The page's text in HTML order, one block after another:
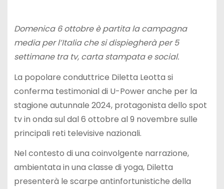
Domenica 6 ottobre è partita la campagna
media per l’Italia che si dispiegherà per 5
settimane tra tv, carta stampata e social.
La popolare conduttrice Diletta Leotta si
conferma testimonial di U-Power anche per la
stagione autunnale 2024, protagonista dello spot
tv in onda sul dal 6 ottobre al 9 novembre sulle
principali reti televisive nazionali.
Nel contesto di una coinvolgente narrazione,
ambientata in una classe di yoga, Diletta
presenterà le scarpe antinfortunistiche della